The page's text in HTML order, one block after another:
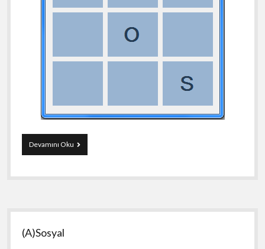
Devamını OkuC#
ile
Oyunu
Yan
Menü
(A)Sosyal